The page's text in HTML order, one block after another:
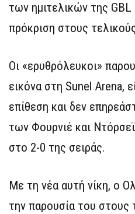
των ημιτελικών της
πρόκριση στους
Οι «ερυθρόλευκοι»
εικόνα στη Sunel Arena,
επίθεση και δεν
των Φουρνιέ και
στο 2-0 της σειράς.
Με τη νέα αυτή νίκη, ο
την παρουσία του στους